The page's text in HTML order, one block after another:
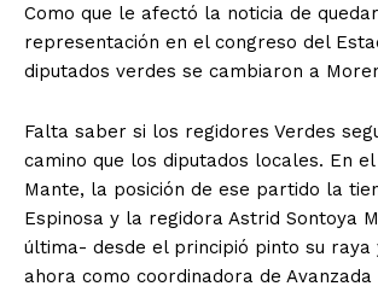
Como que le afectó la noticia de
representación en el congreso del
diputados verdes se cambiaron a
Falta saber si los regidores Verdes
camino que los diputados locales. En
Mante, la posición de ese partido la
Espinosa y la regidora Astrid Sontoya
última- desde el principió pinto su raya
ahora como coordinadora de Avanzada